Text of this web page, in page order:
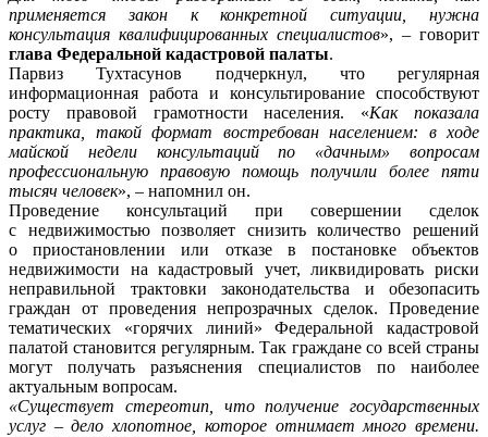
применяется закон к конкретной ситуации, нужна
консультация квалифицированных специалистов», – говорит
глава Федеральной кадастровой палаты.
Парвиз Тухтасунов подчеркнул, что регулярная
информационная работа и консультирование способствуют
росту правовой грамотности населения. «Как показала
практика, такой формат востребован населением: в ходе
майской недели консультаций по «дачным» вопросам
профессиональную правовую помощь получили более пяти
тысяч человек», – напомнил он.
Проведение консультаций при совершении сделок
с недвижимостью позволяет снизить количество решений
о приостановлении или отказе в постановке объектов
недвижимости на кадастровый учет, ликвидировать риски
неправильной трактовки законодательства и обезопасить
граждан от проведения непрозрачных сделок. Проведение
тематических «горячих линий» Федеральной кадастровой
палатой становится регулярным. Так граждане со всей страны
могут получать разъяснения специалистов по наиболее
актуальным вопросам.
«Существует стереотип, что получение государственных
услуг – дело хлопотное, которое отнимает много времени.